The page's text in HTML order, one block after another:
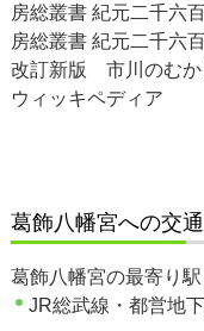
房総叢書 紀元二千六
房総叢書 紀元二千六
改訂新版 市川のむか
ウィッキペディア
葛飾八幡宮への交
葛飾八幡宮の最寄り
JR総武線・都営地